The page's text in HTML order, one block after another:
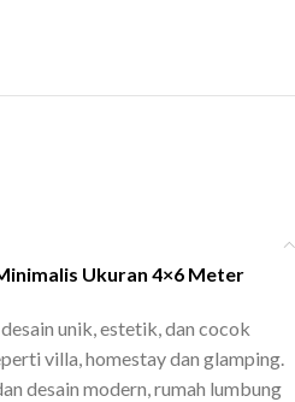
Ukuran 4×6 Meter
unik, estetik, dan cocok
villa, homestay dan glamping.
desain modern, rumah lumbung